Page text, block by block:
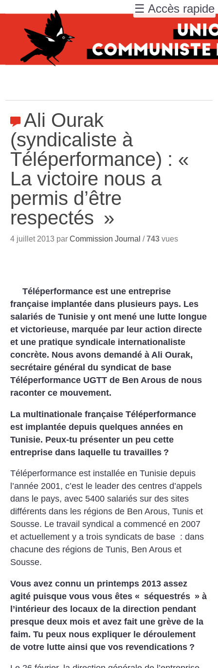
Ali Ourak
(syndicaliste à
Téléperformance) : «
La victoire nous a
permis d’être
respectés »
4 juillet 2013 parCommission Journal /743 vues
Téléperformance est une entreprise
française implantée dans plusieurs pays. Les
salariés de Tunisie y ont mené une lutte longue
et victorieuse, marquée par leur action directe
et une pratique syndicale internationaliste
concrète. Nous avons demandé à Ali Ourak,
secrétaire général du syndicat de base
Téléperformance UGTT de Ben Arous de nous
raconter ce mouvement.
La multinationale française Téléperformance
est implantée depuis quelques années en
Tunisie. Peux-tu présenter un peu cette
entreprise dans laquelle tu travailles ?
Téléperformance est installée en Tunisie depuis
l’année 2001, c’est le leader des centres d’appels
dans le pays, avec 5400 salariés sur des sites
différents dans les régions de Ben Arous, Tunis et
Sousse. Le travail syndical a commencé en 2007
et actuellement y a trois syndicats de base : dans
chacune des régions de Tunis, Ben Arous et
Sousse.
Vous avez connu un printemps 2013 assez
agité puisque vous vous êtes « séquestrés » à
l’intérieur des locaux de la direction pendant
presque deux mois et avez fait une grève de la
faim. Tu peux nous expliquer le déroulement
de votre lutte ainsi que vos revendications ?
☰ Accès rapide